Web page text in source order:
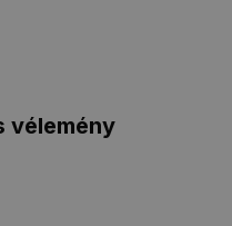
vélemény